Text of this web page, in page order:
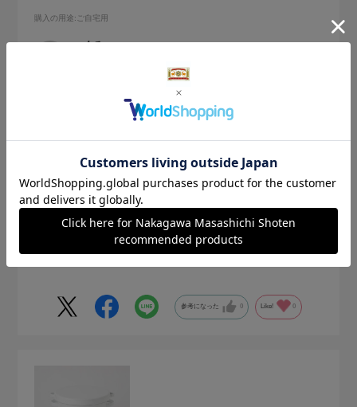
購入の用途:ご自宅用
くみ
梅干しを漬けるために購入しました。
２キロの梅の実と重しが、ちょうど入ります。
シンプルで、作りが良く、使いやすいので満足しています😊
参考になった 0 Like! 0